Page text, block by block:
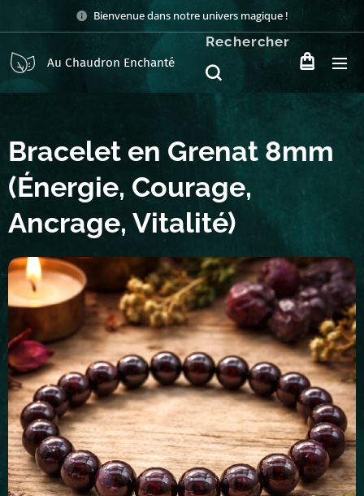
Bienvenue dans notre univers magique !
Au Chaudron Enchanté
Rechercher
Bracelet en Grenat 8mm
(Énergie, Courage,
Ancrage, Vitalité)